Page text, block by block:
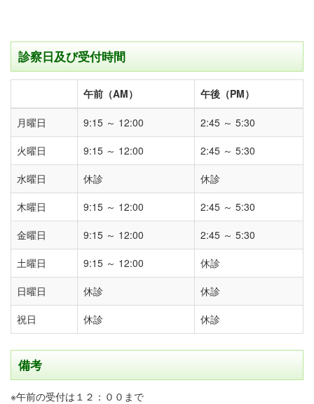
診察日及び受付時間
午前（AM） 午後（PM）
月曜日 9:15 ～ 12:00
2:45 ～ 5:30
火曜日
9:15 ～ 12:00
2:45 ～ 5:30
水曜日
休診
休診
木曜日
9:15 ～ 12:00
2:45 ～ 5:30
金曜日
9:15 ～ 12:00
2:45 ～ 5:30
土曜日
9:15 ～ 12:00
休診
日曜日
休診
休診
祝日
休診 休診
備考
※午前の受付は１２：００まで